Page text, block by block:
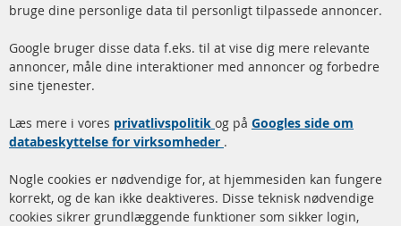
Facebook
Instagram
Hurtige links
Dieselpartikelfilter (DPF)
rengøring
Katalysator (KAT)
Sensorer
FAQ
Kundeservice
Betalingsmetoder
Kontakt
bruge dine personlige data til personligt tilpassede annoncer.
Google bruger disse data f.eks. til at vise dig mere relevante
annoncer, måle dine interaktioner med annoncer og forbedre
sine tjenester.
Læs mere i vores privatlivspolitik og på Googles side om
databeskyttelse for virksomheder .
Nogle cookies er nødvendige for, at hjemmesiden kan fungere
korrekt, og de kan ikke deaktiveres. Disse teknisk nødvendige
cookies sikrer grundlæggende funktioner som sikker login,